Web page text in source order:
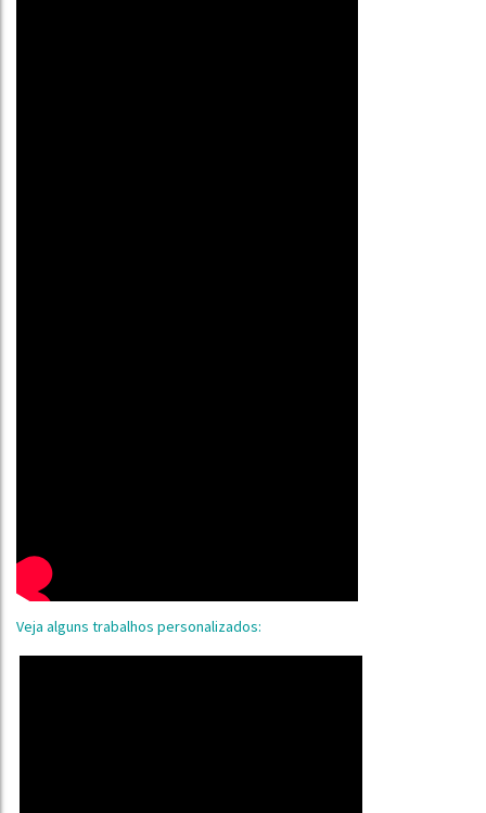
Veja alguns trabalhos personalizados: